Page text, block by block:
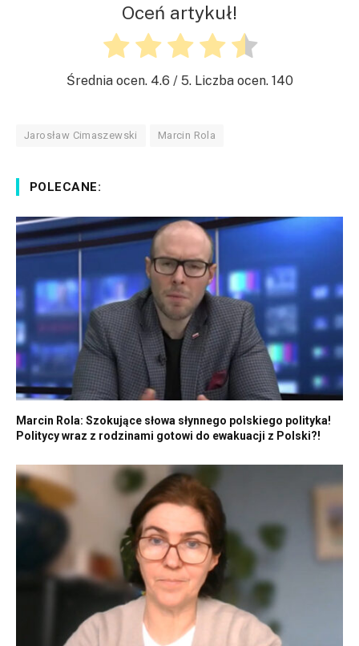
Oceń artykuł!
Średnia ocen. 4.6 / 5. Liczba ocen. 140
Jarosław Cimaszewski Marcin Rola
POLECANE:
Marcin Rola: Szokujące słowa słynnego polskiego polityka!
Politycy wraz z rodzinami gotowi do ewakuacji z Polski?!